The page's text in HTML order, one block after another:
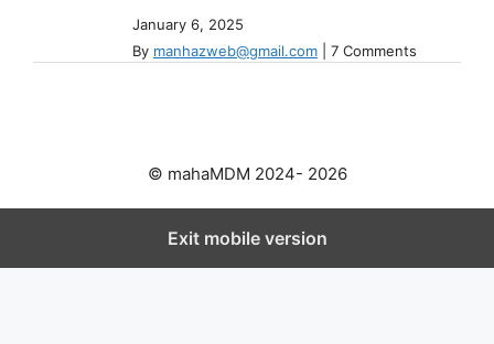
January 6, 2025
By manhazweb@gmail.com 7 Comments
© mahaMDM 2024- 2026
Exit mobile version